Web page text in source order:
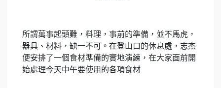
所謂萬事起頭難，料理，事前的準備，並不馬虎，
器具、材料，缺一不可。在登山口的休息處，志杰
便安排了一個食材準備的實地演練，在大家面前開
始處理今天中午要使用的各項食材